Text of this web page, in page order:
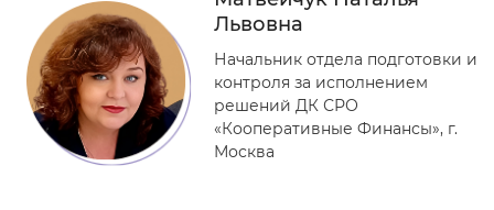
Львовна
Начальник отдела подготовки и
контроля за исполнением
решений ДК СРО
«Кооперативные Финансы», г.
Москва